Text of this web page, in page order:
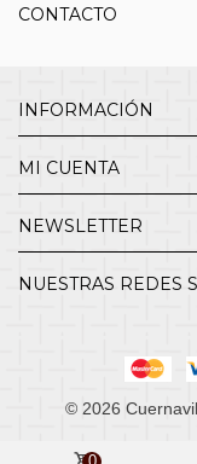
CONTACTO
INFORMACIÓN
MI CUENTA
NEWSLETTER
NUESTRAS REDES
© 2026